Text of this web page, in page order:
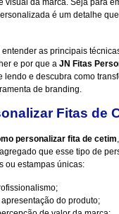
visual da marca. Seja para
é um detalhe
entender as principais
e por que a JN Fitas
lendo e descubra como
de branding.
Fitas de
personalizar fita de cetim
que esse tipo de
ou estampas únicas:
do produto;